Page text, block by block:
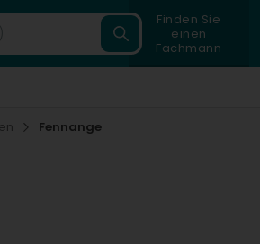
Finden Sie
einen
Fachmann
Fennange